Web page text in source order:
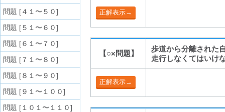
【○×問題】
歩道から分離された
走行しなくてはいけ
問題 [４１〜５０]
問題 [５１〜６０]
問題 [６１〜７０]
問題 [７１〜８０]
問題 [８１〜９０]
問題 [９１〜１００]
問題 [１０１〜１１０]